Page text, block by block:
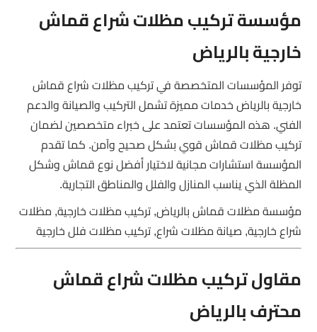
مؤسسة تركيب مظلات شراع قماش
خارجية بالرياض
توفر المؤسسات المتخصصة في تركيب مظلات شراع قماش
خارجية بالرياض خدمات مميزة تشمل التركيب والصيانة والدعم
الفني. هذه المؤسسات تعتمد على خبراء متخصصين لضمان
تركيب مظلات قماش قوي بشكل صحيح وآمن. كما تقدم
المؤسسة استشارات مجانية لاختيار أفضل نوع قماش وشكل
المظلة الذي يناسب المنازل والفلل والمناطق التجارية.
مؤسسة مظلات قماش بالرياض, تركيب مظلات خارجية, مظلات
شراع خارجية, صيانة مظلات شراع, تركيب مظلات فلل خارجية
مقاول تركيب مظلات شراع قماش
محترف بالرياض